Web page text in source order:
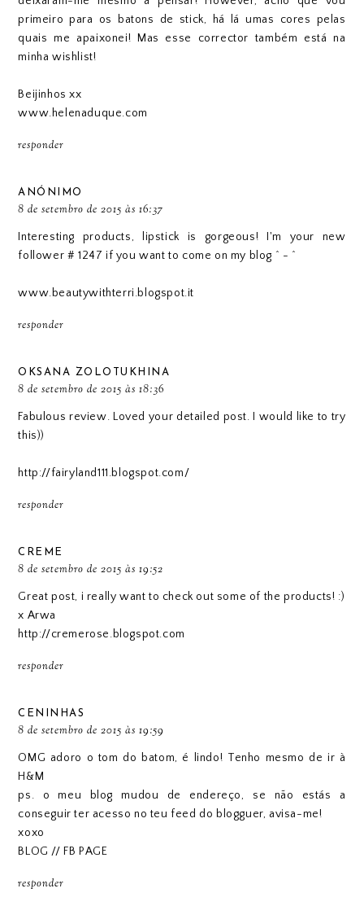
primeiro para os batons de stick, há lá umas cores pelas
quais me apaixonei! Mas esse corrector também está na
minha wishlist!
Beijinhos xx
www.helenaduque.com
responder
ANÓNIMO
8 de setembro de 2015 às 16:37
Interesting products, lipstick is gorgeous! I'm your new
follower # 1247 if you want to come on my blog ^ - ^
www.beautywithterri.blogspot.it
responder
OKSANA ZOLOTUKHINA
8 de setembro de 2015 às 18:36
Fabulous review. Loved your detailed post. I would like to try
this))
http://fairyland111.blogspot.com/
responder
CREME
8 de setembro de 2015 às 19:52
Great post, i really want to check out some of the products! :)
x Arwa
http://cremerose.blogspot.com
responder
CENINHAS
8 de setembro de 2015 às 19:59
OMG adoro o tom do batom, é lindo! Tenho mesmo de ir à
H&M
ps. o meu blog mudou de endereço, se não estás a
conseguir ter acesso no teu feed do blogguer, avisa-me!
xoxo
BLOG // FB PAGE
responder